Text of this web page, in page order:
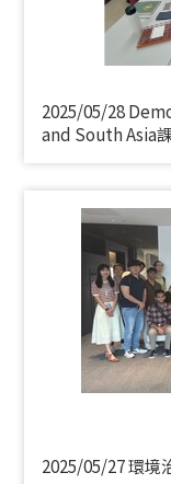
2025/05/28
and South Asia
2025/05/27 環境